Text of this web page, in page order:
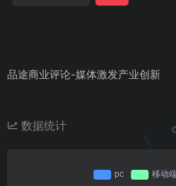
品途商业评论-媒体激发产业创新
数据统计